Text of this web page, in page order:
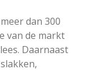
dan 300
van de markt
Daarnaast